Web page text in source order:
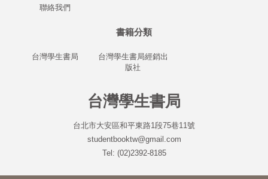
聯絡我們
書籍分類
台灣學生書局
台灣學生書局經銷出
版社
台灣學生書局
台北市大安區和平東路1段75巷11號
studentbooktw@gmail.com
Tel: (02)2392-8185